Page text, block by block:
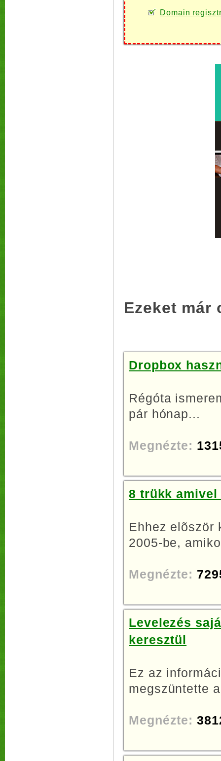
Domain
Ezeket már
Dropbox
Régóta
pár hónap...
Megnézte:
8 trükk amivel
Ehhez elõször
2005-be,
Megnézte:
Levelezés
keresztül
Ez az
megszüntette
Megnézte: